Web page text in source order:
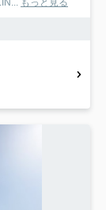
もっと見る